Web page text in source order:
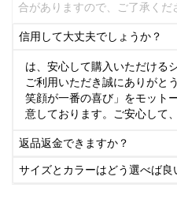
合がありますので、ご了承くだ
信用して大丈夫でしょうか？
は、安心して購入いただける
ご利用いただき誠にありがと
笑顔が一番の喜び」をモット
意しております。ご安心して
返品返金できますか？
サイズとカラーはどう選べば良